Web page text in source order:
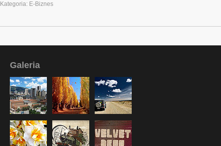
Kategoria: E-Biznes
Galeria